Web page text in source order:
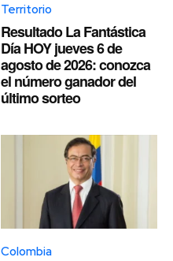
Territorio
Resultado La Fantástica
Día HOY jueves 6 de
agosto de 2026: conozca
el número ganador del
último sorteo
Colombia